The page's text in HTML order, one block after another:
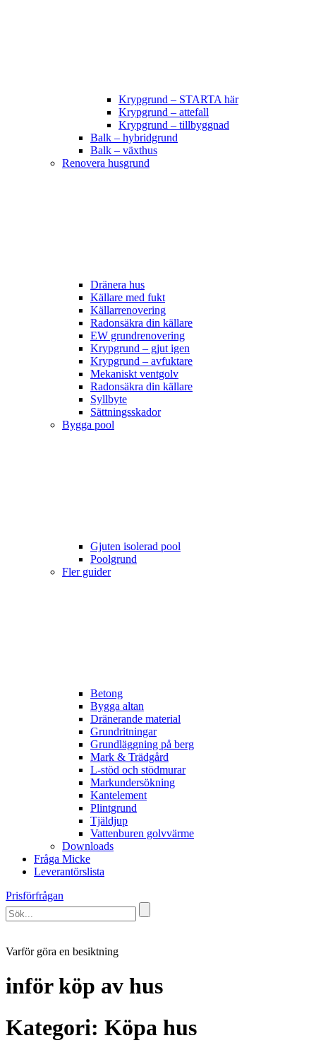
Krypgrund – STARTA här
Krypgrund – attefall
Krypgrund – tillbyggnad
Balk – hybridgrund
Balk – växthus
Renovera husgrund
Dränera hus
Källare med fukt
Källarrenovering
Radonsäkra din källare
EW grundrenovering
Krypgrund – gjut igen
Krypgrund – avfuktare
Mekaniskt ventgolv
Radonsäkra din källare
Syllbyte
Sättningsskador
Bygga pool
Gjuten isolerad pool
Poolgrund
Fler guider
Betong
Bygga altan
Dränerande material
Grundritningar
Grundläggning på berg
Mark & Trädgård
L-stöd och stödmurar
Markundersökning
Kantelement
Plintgrund
Tjäldjup
Vattenburen golvvärme
Downloads
Fråga Micke
Leverantörslista
Prisförfrågan
Varför göra en besiktning
inför köp av hus
Kategori: Köpa hus